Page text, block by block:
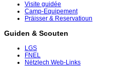
Visite guidée
Camp-Equipement
Präisser & Reservatioun
Guiden & Scouten
LGS
FNEL
Nëtzlech Web-Links